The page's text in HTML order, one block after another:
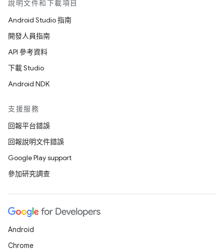
說明文件和下載項目
Android Studio 指南
開發人員指南
API 參考資料
下載 Studio
Android NDK
支援服務
回報平台錯誤
回報說明文件錯誤
Google Play support
參加研究調查
Android
Chrome